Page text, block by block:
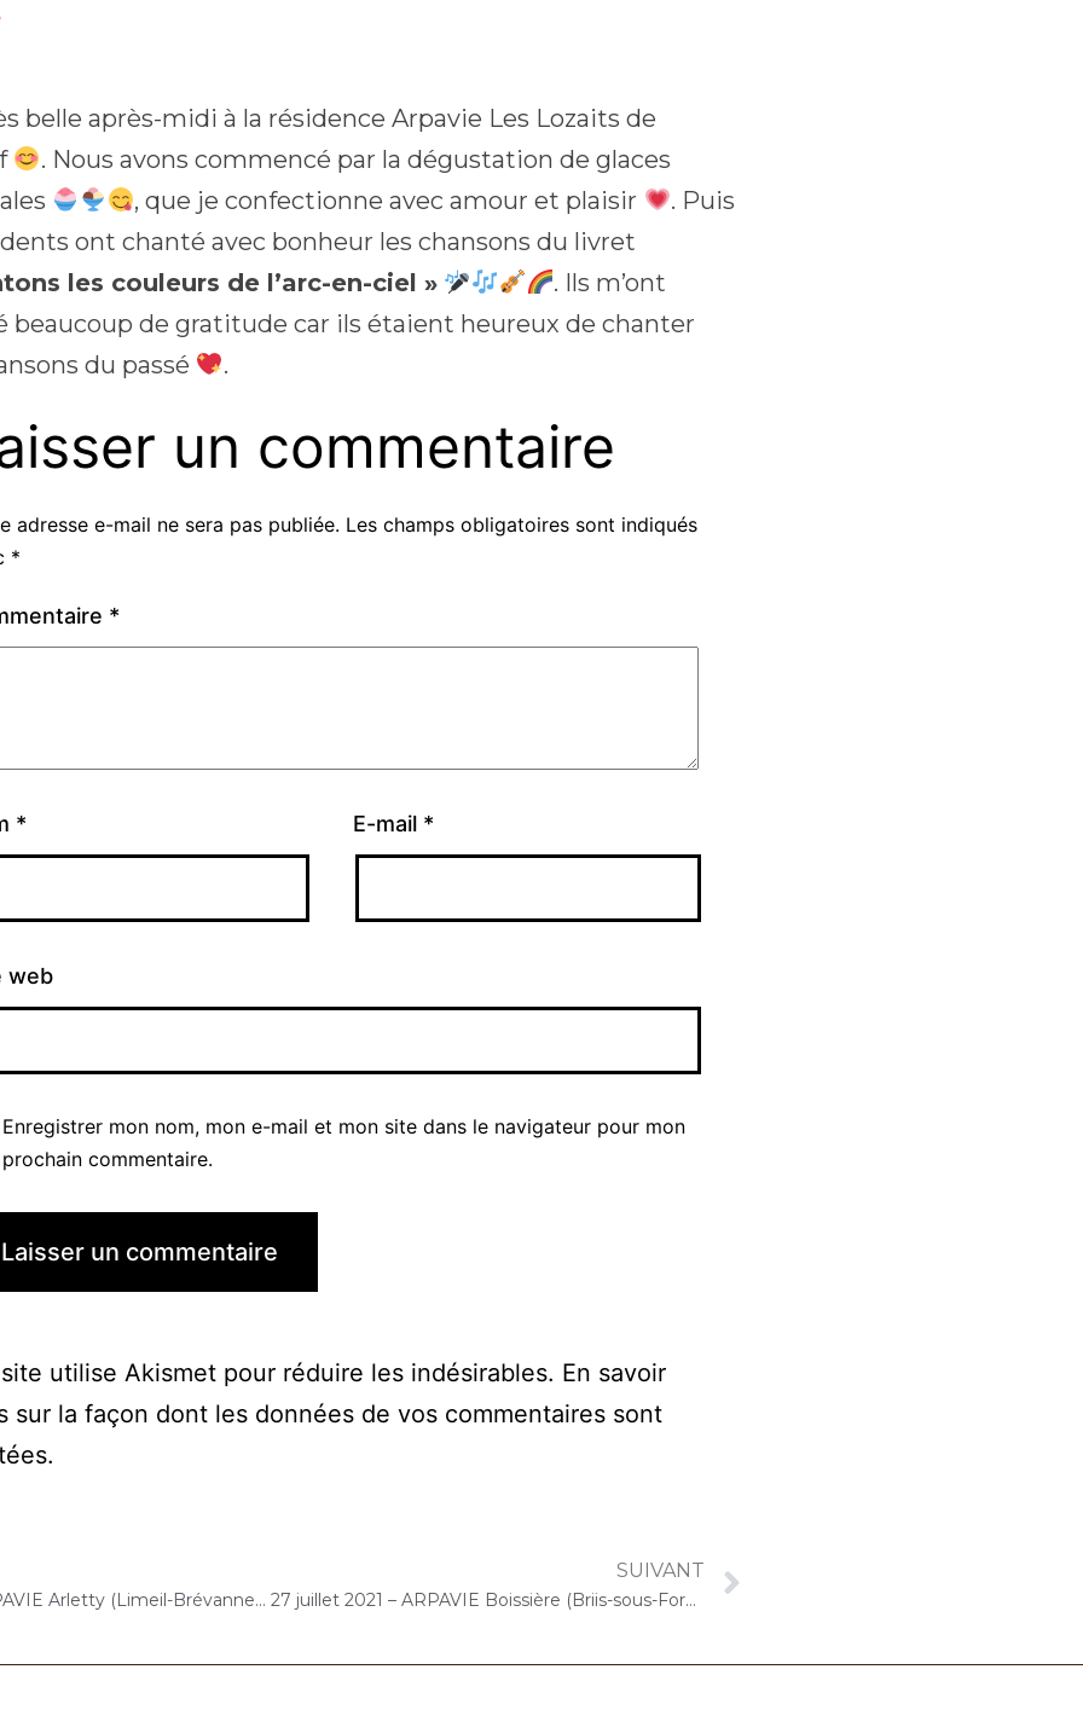
belle après-midi à la résidence Arpavie Les Lozaits de
. Nous avons commencé par la dégustation de glaces
, que je confectionne avec amour et plaisir
. Puis
ont chanté avec bonheur les chansons du livret
les couleurs de l’arc-en-ciel »
. Ils m’ont
beaucoup de gratitude car ils étaient heureux de chanter
du passé
.
un commentaire
adresse e-mail ne sera pas publiée. Les champs obligatoires sont indiqués
*
*
* E-mail *
web
Enregistrer mon nom, mon e-mail et mon site dans le navigateur pour mon
prochain commentaire.
utilise Akismet pour réduire les indésirables. En savoir
sur la façon dont les données de vos commentaires sont
.
22 juillet 2021 – ARPAVIE Arletty (Limeil-Brévannes) : Concert « Cello Solo »
SUIVANT
27 juillet 2021 – ARPAVIE Boissière (Briis-sous-Forges) : Concert « Gelato-Cello Solo »